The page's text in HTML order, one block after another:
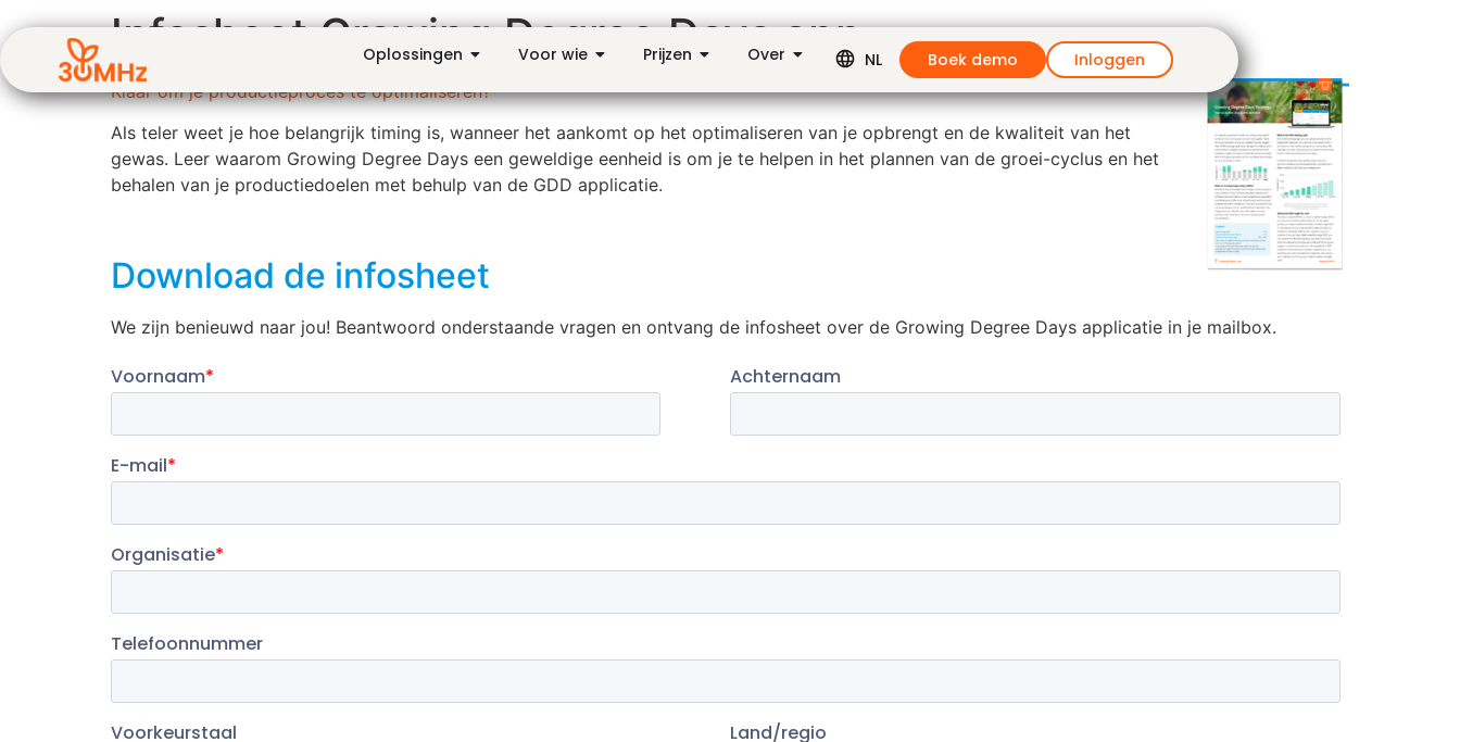
Oplossingen Voor wie Prijzen Over NL Boek demo Inloggen
Infosheet Growing Degree Days app
Klaar om je productieproces te optimaliseren?
Als teler weet je hoe belangrijk timing is, wanneer het aankomt op het optimaliseren van je opbrengt en de kwaliteit van het
gewas. Leer waarom Growing Degree Days een geweldige eenheid is om je te helpen in het plannen van de groei-cyclus en het
behalen van je productiedoelen met behulp van de GDD applicatie.
Download de infosheet
We zijn benieuwd naar jou! Beantwoord onderstaande vragen en ontvang de infosheet over de Growing Degree Days applicatie in je mailbox.